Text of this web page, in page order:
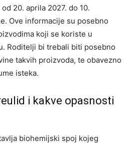
20. aprila 2027. do 10.
Ove informacije su posebno
koji se koriste u
Roditelji bi trebali biti posebno
takvih proizvoda, te obavezno
isteka.
i kakve opasnosti
biohemijski spoj kojeg